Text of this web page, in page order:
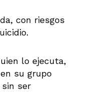
con riesgos
lo ejecuta,
su grupo
ser